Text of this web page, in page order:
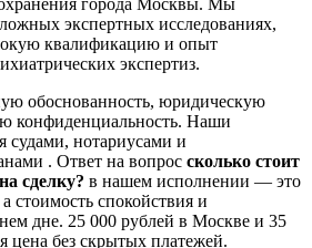
экспертных исследованиях,
квалификацию и опыт
экспертиз.
обоснованность, юридическую
конфиденциальность. Наши
судами, нотариусами и
. Ответ на вопрос сколько стоит
сделку? в нашем исполнении — это
стоимость спокойствия и
дне. 25 000 рублей в Москве и 35
без скрытых платежей.